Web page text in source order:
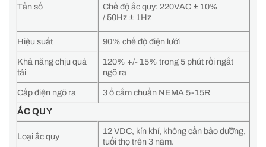
Tần số
Chế độ ắc quy: 220VAC ± 10%
/ 50Hz ± 1Hz
Hiệu suất 90% chế độ điện lưới
Khả năng chịu quá
tải
120% +/- 15% trong 5 phút rồi ngắt
ngõ ra
Cấp điện ngõ ra
3 ổ cắm chuẩn NEMA 5-15R
ẮC QUY
Loại ắc quy
12 VDC, kín khí, không cần bảo dưỡng,
tuổi thọ trên 3 năm.